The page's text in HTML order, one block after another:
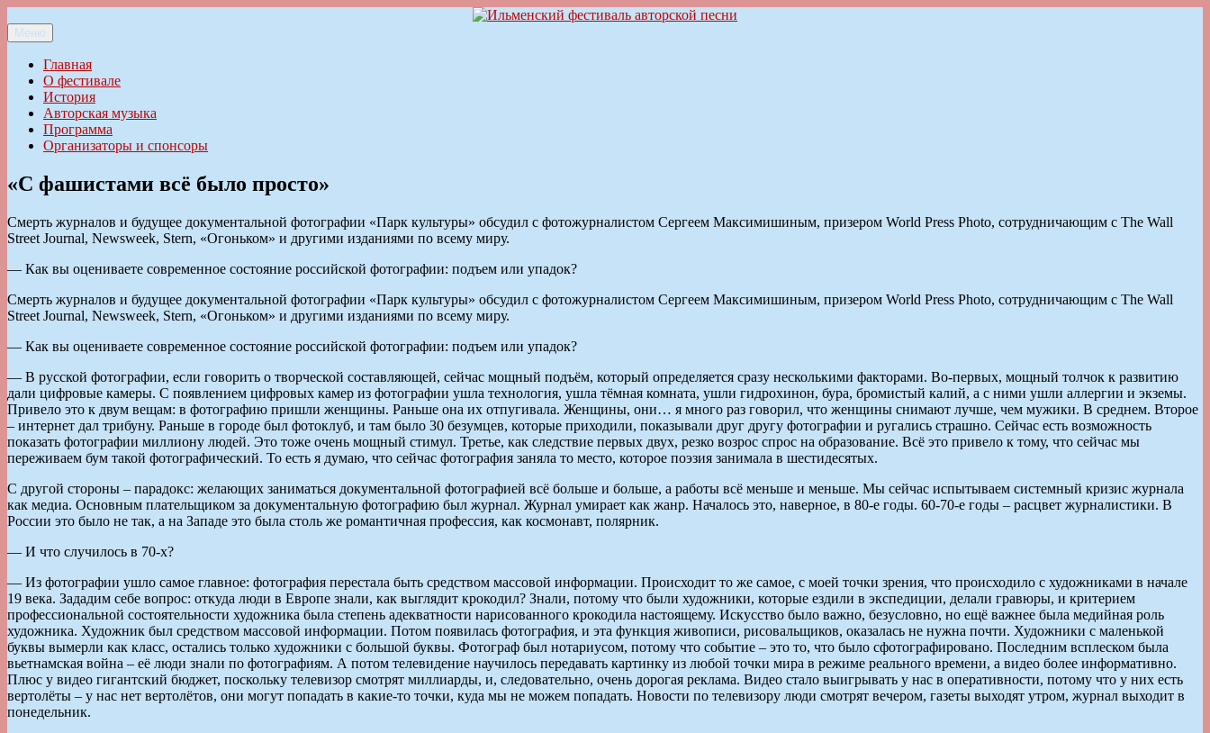
к
содержимому
Ильменский фестиваль авторской песни
Меню
Главная
О фестивале
История
Авторская музыка
Программа
Организаторы и спонсоры
«С фашистами всё было просто»
Смерть журналов и будущее документальной фотографии «Парк культуры» обсудил с фотожурналистом Сергеем Максимишиным, призером World Press Photo, сотрудничающим с The Wall
Street Journal, Newsweek, Stern, «Огоньком» и другими изданиями по всему миру.
— Как вы оцениваете современное состояние российской фотографии: подъем или упадок?
Смерть журналов и будущее документальной фотографии «Парк культуры» обсудил с фотожурналистом Сергеем Максимишиным, призером World Press Photo, сотрудничающим с The Wall
Street Journal, Newsweek, Stern, «Огоньком» и другими изданиями по всему миру.
— Как вы оцениваете современное состояние российской фотографии: подъем или упадок?
— В русской фотографии, если говорить о творческой составляющей, сейчас мощный подъём, который определяется сразу несколькими факторами. Во-первых, мощный толчок к развитию
дали цифровые камеры. С появлением цифровых камер из фотографии ушла технология, ушла тёмная комната, ушли гидрохинон, бура, бромистый калий, а с ними ушли аллергии и экземы.
Привело это к двум вещам: в фотографию пришли женщины. Раньше она их отпугивала. Женщины, они… я много раз говорил, что женщины снимают лучше, чем мужики. В среднем. Второе
– интернет дал трибуну. Раньше в городе был фотоклуб, и там было 30 безумцев, которые приходили, показывали друг другу фотографии и ругались страшно. Сейчас есть возможность
показать фотографии миллиону людей. Это тоже очень мощный стимул. Третье, как следствие первых двух, резко возрос спрос на образование. Всё это привело к тому, что сейчас мы
переживаем бум такой фотографический. То есть я думаю, что сейчас фотография заняла то место, которое поэзия занимала в шестидесятых.
С другой стороны – парадокс: желающих заниматься документальной фотографией всё больше и больше, а работы всё меньше и меньше. Мы сейчас испытываем системный кризис журнала
как медиа. Основным плательщиком за документальную фотографию был журнал. Журнал умирает как жанр. Началось это, наверное, в 80-е годы. 60-70-е годы – расцвет журналистики. В
России это было не так, а на Западе это была столь же романтичная профессия, как космонавт, полярник.
— И что случилось в 70-х?
— Из фотографии ушло самое главное: фотография перестала быть средством массовой информации. Происходит то же самое, с моей точки зрения, что происходило с художниками в начале
19 века. Зададим себе вопрос: откуда люди в Европе знали, как выглядит крокодил? Знали, потому что были художники, которые ездили в экспедиции, делали гравюры, и критерием
профессиональной состоятельности художника была степень адекватности нарисованного крокодила настоящему. Искусство было важно, безусловно, но ещё важнее была медийная роль
художника. Художник был средством массовой информации. Потом появилась фотография, и эта функция живописи, рисовальщиков, оказалась не нужна почти. Художники с маленькой
буквы вымерли как класс, остались только художники с большой буквы. Фотограф был нотариусом, потому что событие – это то, что было сфотографировано. Последним всплеском была
вьетнамская война – её люди знали по фотографиям. А потом телевидение научилось передавать картинку из любой точки мира в режиме реального времени, а видео более информативно.
Плюс у видео гигантский бюджет, поскольку телевизор смотрят миллиарды, и, следовательно, очень дорогая реклама. Видео стало выигрывать у нас в оперативности, потому что у них есть
вертолёты – у нас нет вертолётов, они могут попадать в какие-то точки, куда мы не можем попадать. Новости по телевизору люди смотрят вечером, газеты выходят утром, журнал выходит в
понедельник.